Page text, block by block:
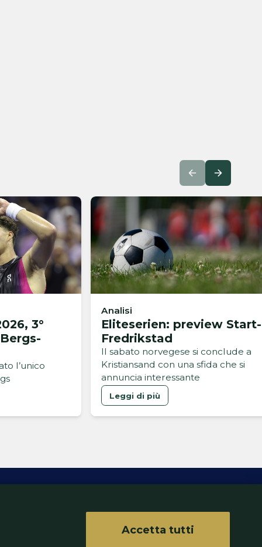
3°
l’unico
Analisi
Eliteserien: preview Start-
Fredrikstad
Il sabato norvegese si conclude a
Kristiansand con una sfida che si
annuncia interessante
Leggi di più
Accetta tutti